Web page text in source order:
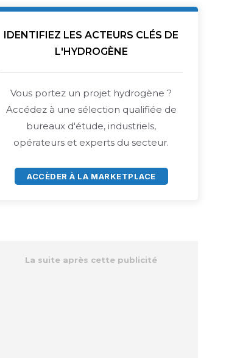
IDENTIFIEZ LES ACTEURS CLÉS DE
L'HYDROGÈNE
Vous portez un projet hydrogène ?
Accédez à une sélection qualifiée de
bureaux d'étude, industriels,
opérateurs et experts du secteur.
ACCÈDER À LA MARKETPLACE